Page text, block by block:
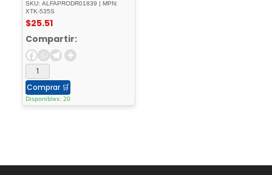
SKU: ALFAPRODR01839 | MPN:
XTK-535S
$25.51
Compartir:
Comprar 🛒
Disponibles: 20